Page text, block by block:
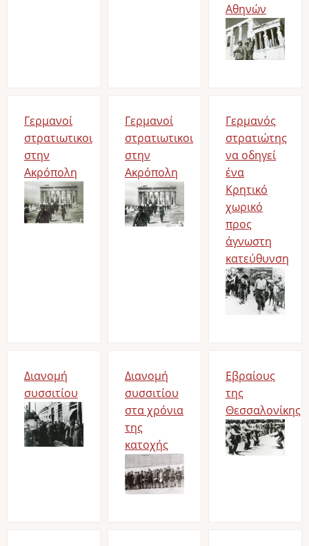
Αθηνών
Image
Γερμανοί
στρατιωτικοι
στην
Ακρόπολη
Image
Γερμανοί
στρατιωτικοι
στην
Ακρόπολη
Image
Γερμανός
στρατιώτης
να οδηγεί
ένα
Κρητικό
χωρικό
προς
άγνωστη
κατεύθυνση
Image
Διανομή
συσσιτίου
Image
Διανομή
συσσιτίου
στα χρόνια
της
κατοχής
Image
Εβραίους
της
Θεσσαλονίκης
Image